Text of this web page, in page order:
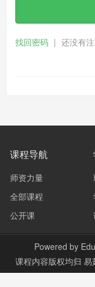
找回密码 | 还没有
课程导航
师资力量
全部课程
公开课
Powered by
课程内容版权均归 易